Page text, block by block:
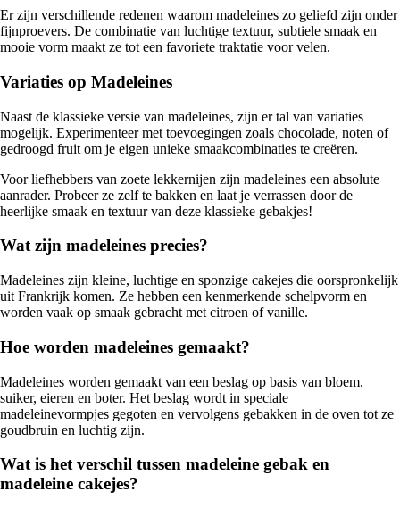
Er zijn verschillende redenen waarom madeleines zo geliefd zijn onder
fijnproevers. De combinatie van luchtige textuur, subtiele smaak en
mooie vorm maakt ze tot een favoriete traktatie voor velen.
Variaties op Madeleines
Naast de klassieke versie van madeleines, zijn er tal van variaties
mogelijk. Experimenteer met toevoegingen zoals chocolade, noten of
gedroogd fruit om je eigen unieke smaakcombinaties te creëren.
Voor liefhebbers van zoete lekkernijen zijn madeleines een absolute
aanrader. Probeer ze zelf te bakken en laat je verrassen door de
heerlijke smaak en textuur van deze klassieke gebakjes!
Wat zijn madeleines precies?
Madeleines zijn kleine, luchtige en sponzige cakejes die oorspronkelijk
uit Frankrijk komen. Ze hebben een kenmerkende schelpvorm en
worden vaak op smaak gebracht met citroen of vanille.
Hoe worden madeleines gemaakt?
Madeleines worden gemaakt van een beslag op basis van bloem,
suiker, eieren en boter. Het beslag wordt in speciale
madeleinevormpjes gegoten en vervolgens gebakken in de oven tot ze
goudbruin en luchtig zijn.
Wat is het verschil tussen madeleine gebak en
madeleine cakejes?